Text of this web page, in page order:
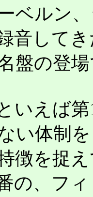
ベルン
音して
盤の登
いえば
い体制
徴を捉
の、フ